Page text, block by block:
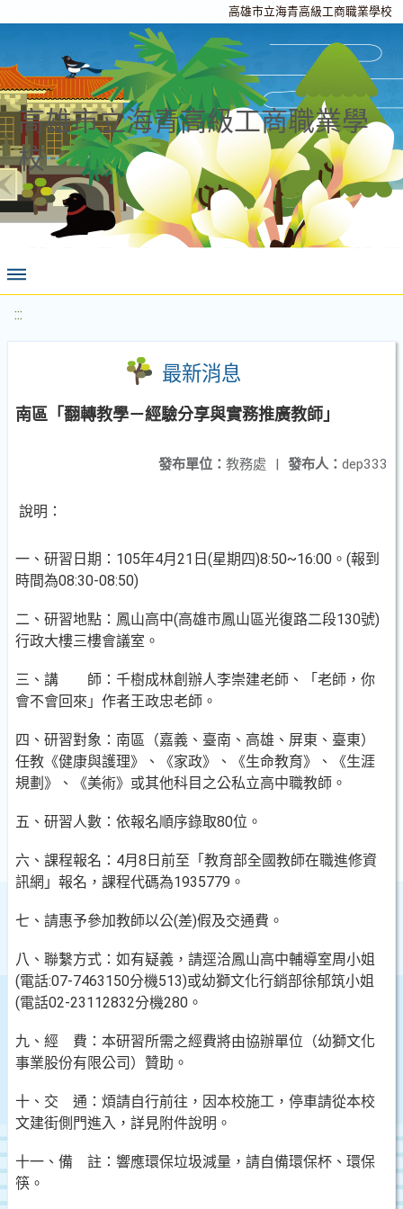
高雄市立海青高級工商職業學校
高雄市立海青高級工商職業學
校
:::
最新消息
南區「翻轉教學－經驗分享與實務推廣教師」
發布人： dep333
發布單位： 教務處 |
說明：
一、研習日期：105年4月21日(星期四)8:50~16:00。(報到
時間為08:30-08:50)
二、研習地點：鳳山高中(高雄市鳳山區光復路二段130號)
行政大樓三樓會議室。
三、講 師：千樹成林創辦人李崇建老師、「老師，你
會不會回來」作者王政忠老師。
四、研習對象：南區（嘉義、臺南、高雄、屏東、臺東）
任教《健康與護理》、《家政》、《生命教育》、《生涯
規劃》、《美術》或其他科目之公私立高中職教師。
五、研習人數：依報名順序錄取80位。
六、課程報名：4月8日前至「教育部全國教師在職進修資
訊網」報名，課程代碼為1935779。
七、請惠予參加教師以公(差)假及交通費。
八、聯繫方式：如有疑義，請逕洽鳳山高中輔導室周小姐
(電話:07-7463150分機513)或幼獅文化行銷部徐郁筑小姐
(電話02-23112832分機280。
九、經 費：本研習所需之經費將由協辦單位（幼獅文化
事業股份有限公司）贊助。
十、交 通：煩請自行前往，因本校施工，停車請從本校
文建街側門進入，詳見附件說明。
十一、備 註：響應環保垃圾減量，請自備環保杯、環保
筷。